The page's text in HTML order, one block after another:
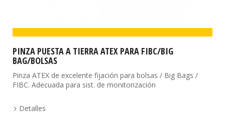
PINZA PUESTA A TIERRA ATEX PARA FIBC/BIG
BAG/BOLSAS
Pinza ATEX de excelente fijación para bolsas / Big Bags /
FIBC. Adecuada para sist. de monitorización
Detalles